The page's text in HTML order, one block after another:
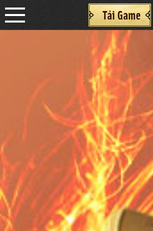
Tin Tức
Sự Kiện
Giới Thiệu
Hướng Dẫn
Cộng Đồng
Thư Viện
CSKH
ĐK&CD